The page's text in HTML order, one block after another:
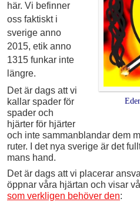
här. Vi befinner
oss faktiskt i
sverige anno
2015, etik anno
1315 funkar inte
längre.
Det är dags att vi
kallar spader för
spader och
hjärter för hjärter
och inte sammanblandar dem
ruter. I det nya sverige är det
mans hand.
Det är dags att vi placerar
öppnar våra hjärtan och visar
som verkligen behöver den: